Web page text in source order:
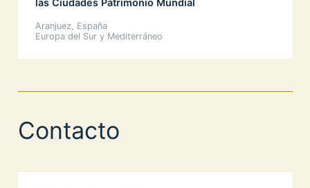
las Ciudades Patrimonio Mundial
Aranjuez, España
Europa del Sur y Mediterráneo
Contacto